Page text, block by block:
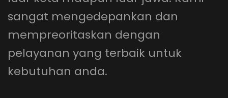
sangat mengedepankan dan
mempreoritaskan dengan
pelayanan yang terbaik untuk
kebutuhan anda.